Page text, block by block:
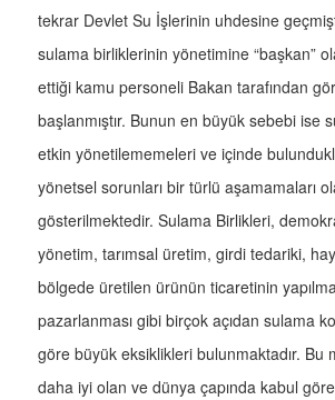
tekrar Devlet Su İşlerinin uhdesine
sulama birliklerinin yönetimine “başkan”
ettiği kamu personeli Bakan tarafından
başlanmıştır. Bunun en büyük sebebi ise
etkin yönetilememeleri ve içinde
yönetsel sorunları bir türlü aşamamaları
gösterilmektedir. Sulama Birlikleri,
yönetim, tarımsal üretim, girdi tedariki,
bölgede üretilen ürünün ticaretinin
pazarlanması gibi birçok açıdan sulama
göre büyük eksiklikleri bulunmaktadır. Bu
daha iyi olan ve dünya çapında kabul